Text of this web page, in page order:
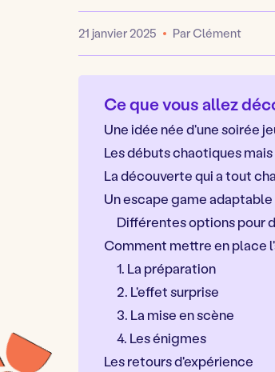
Publié
21 janvier 2025 Par Clément
Ce que vous allez
Une idée née d'une soirée
Les débuts chaotiques
La découverte qui a tout
Un escape game
Différentes options pour
Comment mettre en place
1. La préparation
2. L'effet surprise
3. La mise en scène
4. Les énigmes
Les retours d'expérience